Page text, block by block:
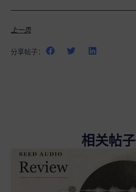
上一页
分享帖子：
相关帖子